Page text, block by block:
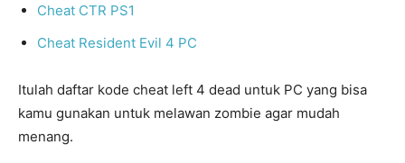
Cheat CTR PS1
Cheat Resident Evil 4 PC
Itulah daftar kode cheat left 4 dead untuk PC yang bisa
kamu gunakan untuk melawan zombie agar mudah
menang.